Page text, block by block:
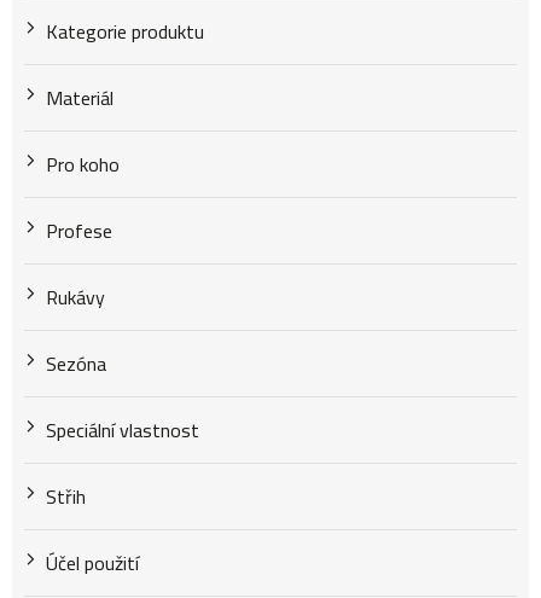
Kategorie produktu
Materiál
Pro koho
Profese
Rukávy
Sezóna
Speciální vlastnost
Střih
Účel použití